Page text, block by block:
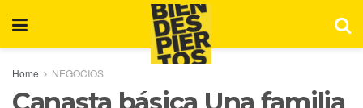
Home NEGOCIOS